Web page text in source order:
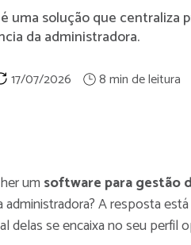
uma solução que centraliza
da administradora.
17/07/2026
umsoftware para gestão
administradora? A resposta
delas se encaixa no seu perfil